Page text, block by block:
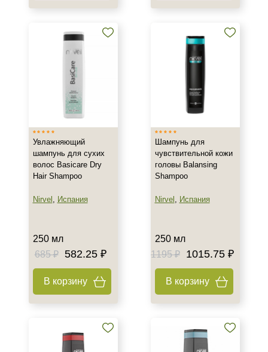
Алоэ
Витамин А
Показать еще
Подборки
Увлажняющий
шампунь для сухих
волос Basicare Dry
Hair Shampoo
Nirvel , Испания
250 мл
685 ₽
582.25 ₽
В корзину
Шампунь для
чувствительной кожи
головы Balansing
Shampoo
Nirvel , Испания
250 мл
1195 ₽
1015.75 ₽
В корзину